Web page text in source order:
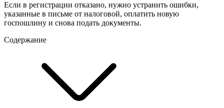
Если в регистрации отказано, нужно устранить ошибки,
указанные в письме от налоговой, оплатить новую
госпошлину и снова подать документы.
Содержание